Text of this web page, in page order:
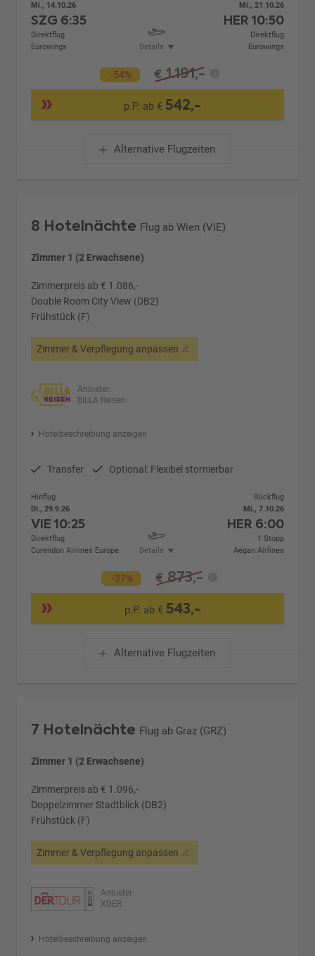
Mi., 14.10.26
SZG 6:35
Direktflug
Eurowings
Details
Mi., 21.10.26
HER 10:50
Direktflug
Eurowings
-54% € 1.191,-
p.P. ab € 542,-
Alternative Flugzeiten
8 Hotelnächte Flug ab Wien (VIE)
Zimmer 1 (2 Erwachsene)
Zimmerpreis ab € 1.086,-
Double Room City View (DB2)
Frühstück (F)
Zimmer & Verpflegung anpassen
Anbieter:
BILLA Reisen
Hotelbeschreibung anzeigen
Transfer Optional: Flexibel stornierbar
Hinflug
Di., 29.9.26
VIE10:25
Direktflug
Corendon Airlines Europe
Details
Rückflug
Mi., 7.10.26
HER 6:00
1 Stopp
Aegan Airlines
-37% € 873,-
p.P. ab € 543,-
Alternative Flugzeiten
7 Hotelnächte Flug ab Graz (GRZ)
Zimmer 1 (2 Erwachsene)
Zimmerpreis ab € 1.096,-
Doppelzimmer Stadtblick (DB2)
Frühstück (F)
Zimmer & Verpflegung anpassen
Anbieter:
XDER
Hotelbeschreibung anzeigen